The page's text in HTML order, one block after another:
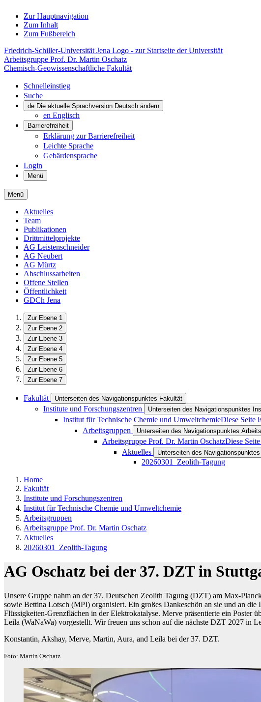
Zur Hauptnavigation
Zum Inhalt
Zum Fußbereich
Friedrich-Schiller-Universität Jena Logo - zur Startseite der Universität
Arbeitsgruppe Prof. Dr. Martin Oschatz
Chemisch-Geowissenschaftliche Fakultät
Schnelleinstieg
Suche
de Die aktuelle Sprachversion Deutsch ändern
en Englisch
Barrierefreiheit
Erklärung zur Barrierefreiheit
Leichte Sprache
Gebärdensprache
Login
Menü
Menü
Aktuelles
Team
Publikationen
Drittmittelprojekte
AG Leistenschneider
AG Neubert
AG Mürtz
Abschlussarbeiten
Offene Stellen
Öffentlichkeit
GDCh Jena
Zur Ebene 1
Zur Ebene 2
Zur Ebene 3
Zur Ebene 4
Zur Ebene 5
Zur Ebene 6
Zur Ebene 7
Fakultät Unterseiten des Navigationspunktes Fakultät
Institute und Forschungszentren Unterseiten des Navigationspunktes
Institut für Technische Chemie und UmweltchemieDiese Seite
Arbeitsgruppen Unterseiten des Navigationspunktes
Arbeitsgruppe Prof. Dr. Martin OschatzDiese
Aktuelles Unterseiten des
20260301_Zeolith-Tagung
Home
Fakultät
Institute und Forschungszentren
Institut für Technische Chemie und Umweltchemie
Arbeitsgruppen
Arbeitsgruppe Prof. Dr. Martin Oschatz
Aktuelles
20260301_Zeolith-Tagung
AG Oschatz bei der 37. DZT in
Unsere Gruppe nahm an der 37. Deutschen Zeolith Tagung (DZT) am Max-
sowie Bettina Lotsch (MPI) organisiert. Ein großes Dankeschön an sie und an
Flüssigkeiten-Grenzflächen in der Elektrokatalyse. Merve präsentierte ein
Leila (WaNaWa) vorgestellt. Wir freuen uns schon auf die nächste DZT 2027 in
Konstantin, Akshay, Merve, Martin, Aura, and Leila bei der 37. DZT.
Foto: Martin Oschatz